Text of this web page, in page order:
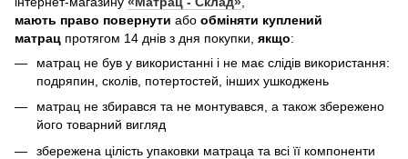
мають право повернути або обміняти куплений
матрац протягом 14 днів з дня покупки, якщо:
матрац не був у використанні і не має слідів використання:
подряпин, сколів, потертостей, інших ушкоджень
матрац не збирався та не монтувався, а також збережено
його товарний вигляд
збережена цілість упаковки матраца та всі її компоненти